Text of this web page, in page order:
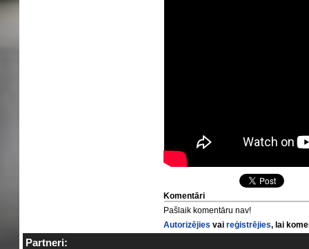
Komentāri
Pašlaik komentāru nav!
Autorizējies vaireģistrējies, lai
Partneri: